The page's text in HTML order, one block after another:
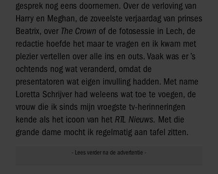
gesprek nog eens doornemen. Over de verloving van
Harry en Meghan, de zoveelste verjaardag van prinses
Beatrix, over The Crown of de fotosessie in Lech, de
redactie hoefde het maar te vragen en ik kwam met
plezier vertellen over alle ins en outs. Vaak was er ’s
ochtends nog wat veranderd, omdat de
presentatoren wat eigen invulling hadden. Met name
Loretta Schrijver had weleens wat toe te voegen, de
vrouw die ik sinds mijn vroegste tv-herinneringen
kende als het icoon van het RTL Nieuws. Met die
grande dame mocht ik regelmatig aan tafel zitten.